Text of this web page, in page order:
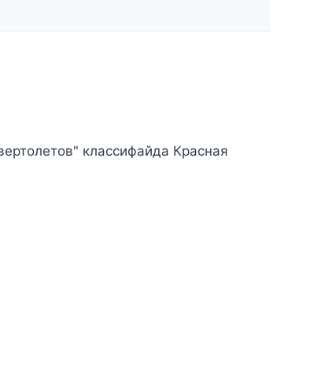
классифайда Красная